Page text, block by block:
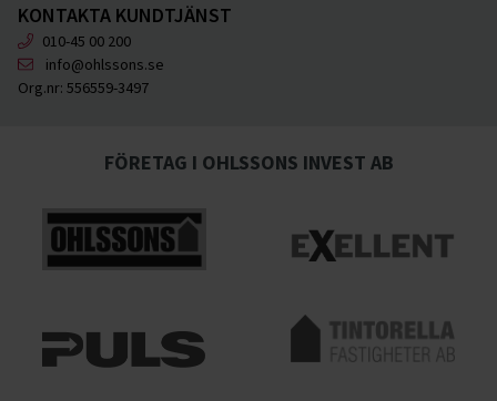
KONTAKTA KUNDTJÄNST
010-45 00 200
info@ohlssons.se
Org.nr: 556559-3497
FÖRETAG I OHLSSONS INVEST AB